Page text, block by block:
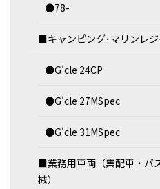
●78-
■キャンピング･マリンレジ
●G'cle 24CP
●G'cle 27MSpec
●G'cle 31MSpec
■業務用車両（集配車・バ
械）